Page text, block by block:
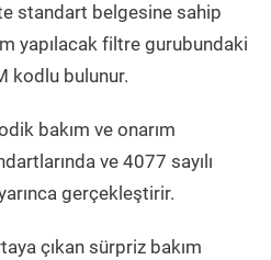
standart belgesine sahip
yapılacak filtre gurubundaki
kodlu bulunur.
bakım ve onarım
ve 4077 sayılı
gerçekleştirir.
çıkan sürpriz bakım